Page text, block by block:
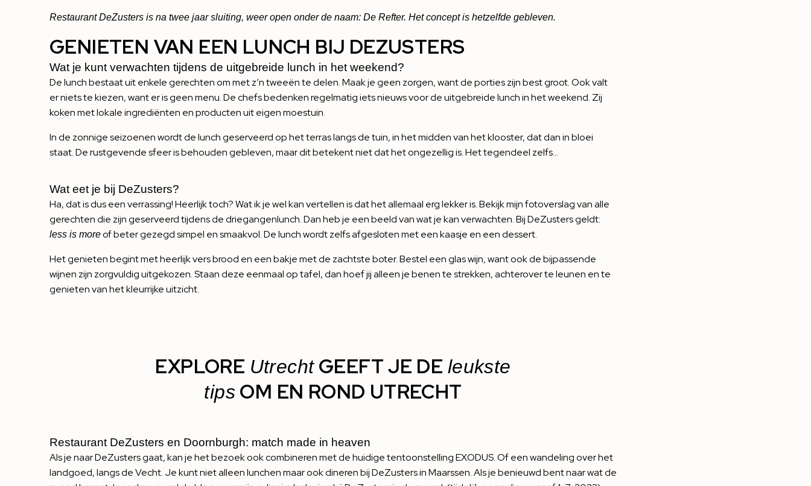
Restaurant DeZusters is na twee jaar sluiting, weer open onder de naam: De Refter. Het concept is hetzelfde gebleven.
GENIETEN VAN EEN LUNCH BIJ DEZUSTERS
Wat je kunt verwachten tijdens de uitgebreide lunch in het weekend?
De lunch bestaat uit enkele gerechten om met z’n tweeën te delen. Maak je geen zorgen, want de porties zijn best groot. Ook valt
er niets te kiezen, want er is geen menu. De chefs bedenken regelmatig iets nieuws voor de uitgebreide lunch in het weekend. Zij
koken met lokale ingrediënten en producten uit eigen moestuin.
In de zonnige seizoenen wordt de lunch geserveerd op het terras langs de tuin, in het midden van het klooster, dat dan in bloei
staat. De rustgevende sfeer is behouden gebleven, maar dit betekent niet dat het ongezellig is. Het tegendeel zelfs…
Wat eet je bij DeZusters?
Ha, dat is dus een verrassing! Heerlijk toch? Wat ik je wel kan vertellen is dat het allemaal erg lekker is. Bekijk mijn fotoverslag van alle
gerechten die zijn geserveerd tijdens de driegangenlunch. Dan heb je een beeld van wat je kan verwachten. Bij DeZusters geldt:
less is moreof beter gezegd simpel en smaakvol. De lunch wordt zelfs afgesloten met een kaasje en een dessert.
Het genieten begint met heerlijk vers brood en een bakje met de zachtste boter. Bestel een glas wijn, want ook de bijpassende
wijnen zijn zorgvuldig uitgekozen. Staan deze eenmaal op tafel, dan hoef jij alleen je benen te strekken, achterover te leunen en te
genieten van het kleurrijke uitzicht.
EXPLORE UtrechtGEEFT JE DE leukste
tips OM EN ROND UTRECHT
Restaurant DeZusters en Doornburgh: match made in heaven
Als je naar DeZusters gaat, kan je het bezoek ook combineren met de huidige tentoonstelling EXODUS. Of een wandeling over het
landgoed, langs de Vecht. Je kunt niet alleen lunchen maar ook dineren bij DeZusters in Maarssen. Als je benieuwd bent naar wat de